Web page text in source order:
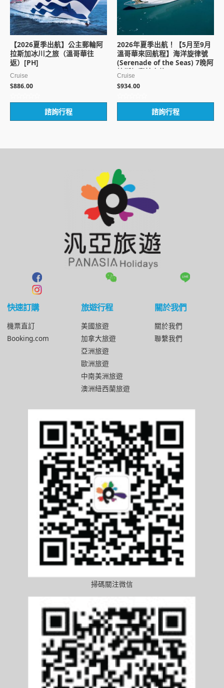
【2026夏季出航】公主郵輪阿
拉斯加冰川之旅（溫哥華往
返）[PH]
Cruise
$886.00
評
滿
諮詢行程
2026年夏季出航！【5月至9月
溫哥華來回航程】海洋旋律號
(Serenade of the Seas) 7晚阿
拉斯加郵輪之旅 [PH]
Cruise
$934.00
評
滿
諮詢行程
快速訂購
機票直訂
Booking.com
旅遊行程
美國旅遊
加拿大旅遊
亞洲旅遊
歐洲旅遊
中南美洲旅遊
澳洲紐西蘭旅遊
關於我們
關於我們
聯繫我們
掃碼關注微信